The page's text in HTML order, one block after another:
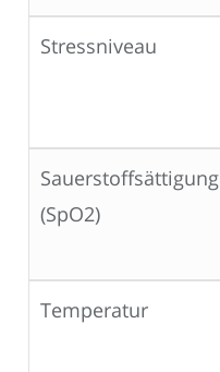
Stressniveau
Sauerstoffsättigung
(SpO2)
Temperatur